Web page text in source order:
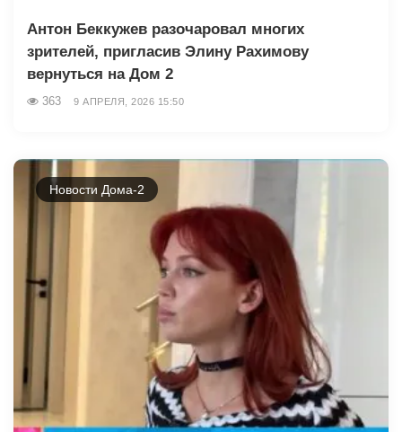
Антон Беккужев разочаровал многих
зрителей, пригласив Элину Рахимову
вернуться на Дом 2
363 9 АПРЕЛЯ, 2026 15:50
Новости Дома-2